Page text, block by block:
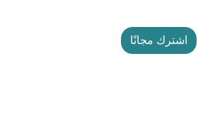
اشترك مجانًا